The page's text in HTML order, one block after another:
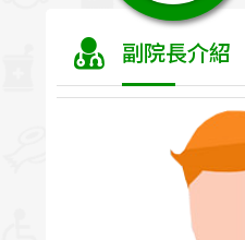
副院長介紹